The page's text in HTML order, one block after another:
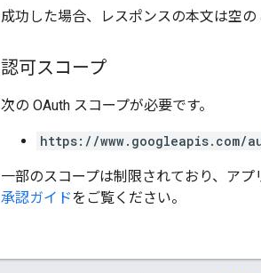
成功した場合、レスポンスの本文は空の
認可スコープ
次の OAuth スコープが必要です。
https://www.googleapis.com/
一部のスコープは制限されており、ア
承認ガイドをご覧ください。